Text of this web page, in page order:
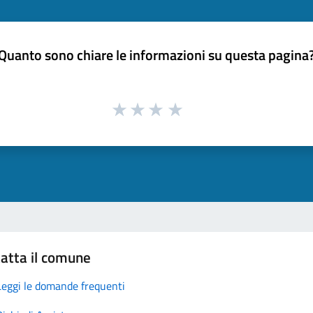
sono chiare le informazioni su questa
il comune
le domande frequenti